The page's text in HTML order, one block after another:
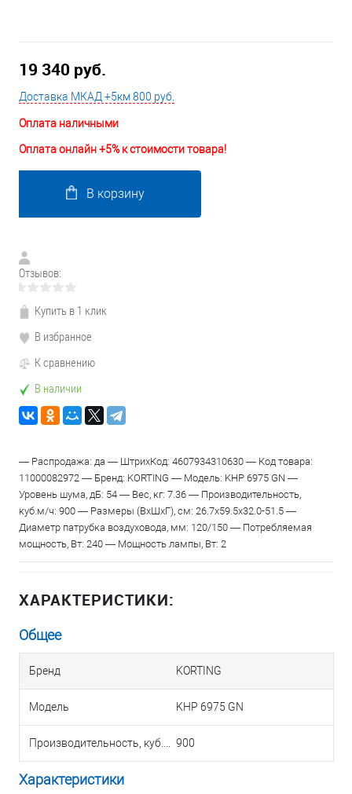
19 340 руб.
Доставка МКАД +5км 800 руб.
Оплата наличными
Оплата онлайн +5% к стоимости товара!
В корзину
Отзывов:
Купить в 1 клик
В избранное
К сравнению
В наличии
— Распродажа: да — ШтрихКод: 4607934310630 — Код товара:
11000082972 — Бренд: KORTING — Модель: KHP 6975 GN —
Уровень шума, дБ: 54 — Вес, кг: 7.36 — Производительность,
куб.м/ч: 900 — Размеры (ВхШхГ), см: 26.7x59.5x32.0-51.5 —
Диаметр патрубка воздуховода, мм: 120/150 — Потребляемая
мощность, Вт: 240 — Мощность лампы, Вт: 2
ХАРАКТЕРИСТИКИ:
Общее
Бренд KORTING
Модель KHP 6975 GN
Производительность, куб.м/ч 900
Характеристики